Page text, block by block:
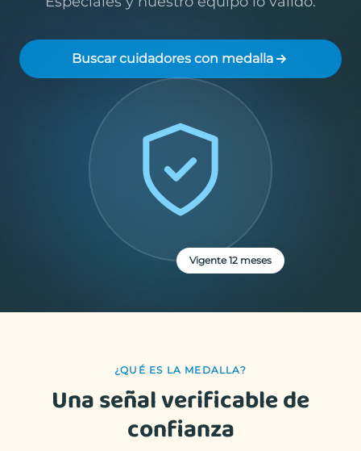
Buscar cuidadores con medalla
Vigente 12 meses
¿QUÉ ES LA MEDALLA?
Una señal verificable de
confianza